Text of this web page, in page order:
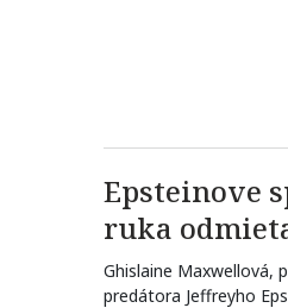
Epsteinove
ruka
Ghislaine Maxwellová,
predátora Jeffreyho